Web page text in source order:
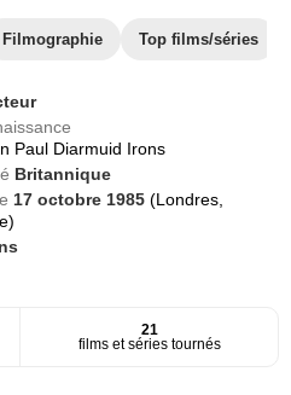
Filmographie Top films/séries
Paul Diarmuid Irons
Britannique
17 octobre 1985(Londres,
21
films et séries tournés